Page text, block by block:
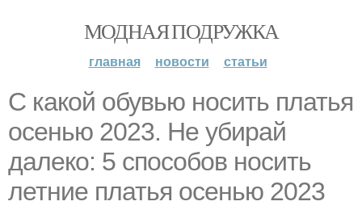
МОДНАЯ ПОДРУЖКА
главная новости статьи
С какой обувью носить платья
осенью 2023. Не убирай
далеко: 5 способов носить
летние платья осенью 2023